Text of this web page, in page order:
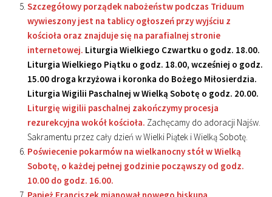
Szczegółowy porządek nabożeństw podczas Triduum
wywieszony jest na tablicy ogłoszeń przy wyjściu z
kościoła oraz znajduje się na parafialnej stronie
internetowej. Liturgia Wielkiego Czwartku o godz. 18.00.
Liturgia Wielkiego Piątku o godz. 18.00, wcześniej o godz.
15.00 droga krzyżowa i koronka do Bożego Miłosierdzia.
Liturgia Wigilii Paschalnej w Wielką Sobotę o godz. 20.00.
Liturgię wigilii paschalnej zakończymy procesja
rezurekcyjna wokół kościoła. Zachęcamy do adoracji Najśw.
Sakramentu przez cały dzień w Wielki Piątek i Wielką Sobotę.
Poświecenie pokarmów na wielkanocny stół w Wielką
Sobotę, o każdej pełnej godzinie począwszy od godz.
10.00 do godz. 16.00.